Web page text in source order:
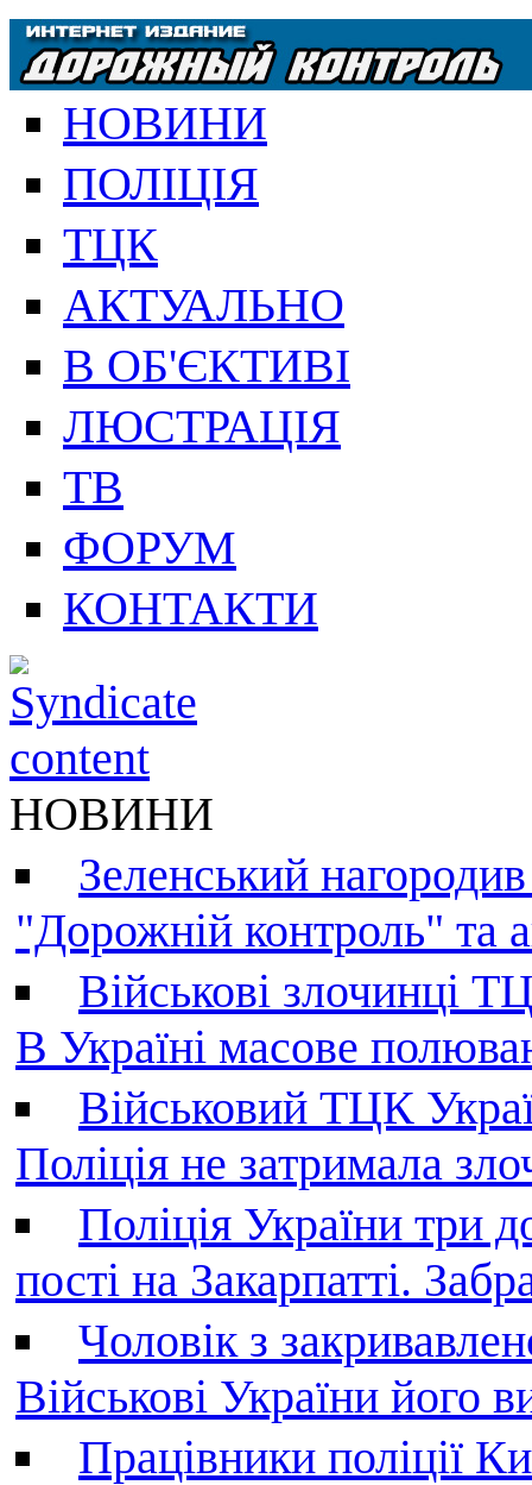
НОВИНИ
ПОЛІЦІЯ
ТЦК
АКТУАЛЬНО
В ОБ'ЄКТИВІ
ЛЮСТРАЦІЯ
ТВ
ФОРУМ
КОНТАКТИ
НОВИНИ
Зеленський
"Дорожній контроль" та
Військові злочинці
В Україні масове
Військовий ТЦК
Поліція не затримала
Поліція України три
пості на Закарпатті.
Чоловік з
Військові України його
Працівники поліції